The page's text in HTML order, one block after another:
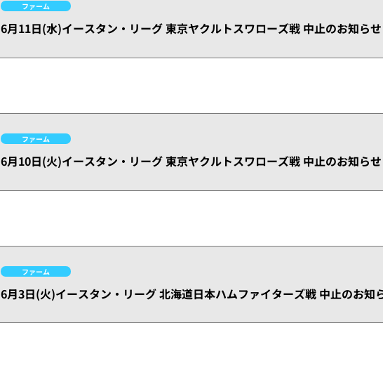
ファーム
6月11日(水)イースタン・リーグ 東京ヤクルトスワローズ戦 中止のお知らせ
ファーム
6月10日(火)イースタン・リーグ 東京ヤクルトスワローズ戦 中止のお知らせ
ファーム
6月3日(火)イースタン・リーグ 北海道日本ハムファイターズ戦 中止のお知